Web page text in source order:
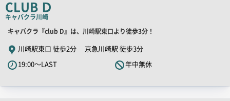
ピ
ー
CLUB Ｄ
キャバクラ川崎
店
舗
PR
キ
キャバクラ『club D』は、川崎駅東口より徒歩3分！
川崎駅東口 徒歩2分 京急川崎駅 徒歩3分
19:00～LAST
年中無休